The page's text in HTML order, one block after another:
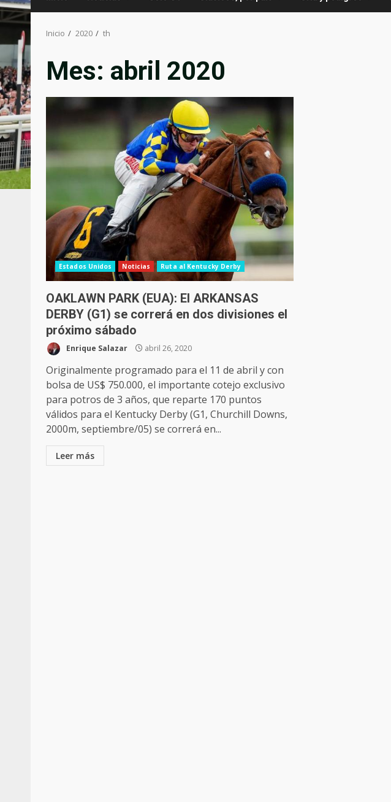
Inicio 2020 th
Mes: abril 2020
Estados Unidos Noticias Ruta al Kentucky Derby
OAKLAWN PARK (EUA): El ARKANSAS
DERBY (G1) se correrá en dos divisiones el
próximo sábado
Enrique Salazar abril 26, 2020
Originalmente programado para el 11 de abril y con
bolsa de US$ 750.000, el importante cotejo exclusivo
para potros de 3 años, que reparte 170 puntos
válidos para el Kentucky Derby (G1, Churchill Downs,
2000m, septiembre/05) se correrá en...
Leer más